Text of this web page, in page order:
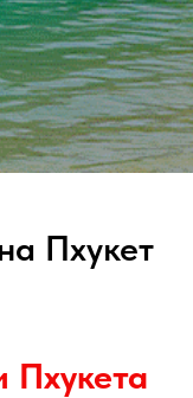
Пхукет
Пхукета